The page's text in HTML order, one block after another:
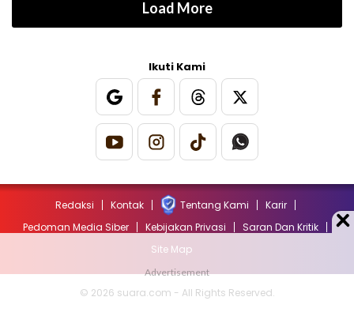
Load More
Ikuti Kami
Redaksi Kontak Tentang Kami
Karir
Pedoman Media Siber
Kebijakan Privasi
Saran Dan Kritik
Site Map
© 2026 suara.com - All Rights Reserved.